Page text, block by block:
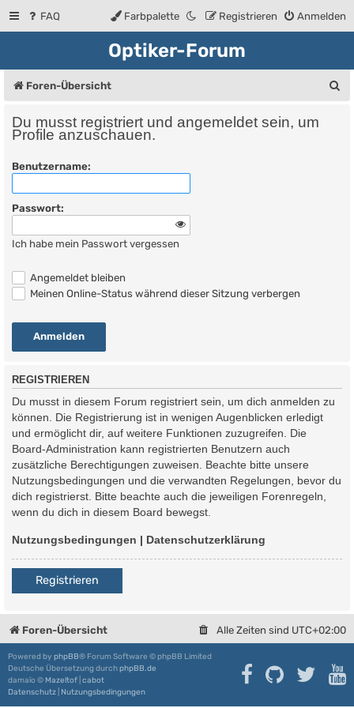
FAQ Anmelden
Registrieren
Farbpalette
Optiker-Forum
Foren-Übersicht
Du musst registriert und angemeldet sein, um
Profile anzuschauen.
Benutzername:
Passwort:
Ich habe mein Passwort vergessen
Angemeldet bleiben
Meinen Online-Status während dieser Sitzung verbergen
REGISTRIEREN
Du musst in diesem Forum registriert sein, um dich anmelden zu
können. Die Registrierung ist in wenigen Augenblicken erledigt
und ermöglicht dir, auf weitere Funktionen zuzugreifen. Die
Board-Administration kann registrierten Benutzern auch
zusätzliche Berechtigungen zuweisen. Beachte bitte unsere
Nutzungsbedingungen und die verwandten Regelungen, bevor du
dich registrierst. Bitte beachte auch die jeweiligen Forenregeln,
wenn du dich in diesem Board bewegst.
Nutzungsbedingungen | Datenschutzerklärung
Registrieren
Foren-Übersicht Alle Zeiten sind UTC+02:00
Powered by phpBB® Forum Software © phpBB Limited
Deutsche Übersetzung durchphpBB.de
damaïo © Mazeltof cabot
Datenschutz Nutzungsbedingungen